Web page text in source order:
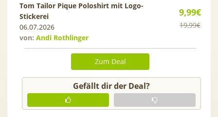
9,99€
19,99€
Tom Tailor Pique Poloshirt mit Logo-
Stickerei
06.07.2026
von: Andi Rothlinger
Zum Deal
Gefällt dir der Deal?